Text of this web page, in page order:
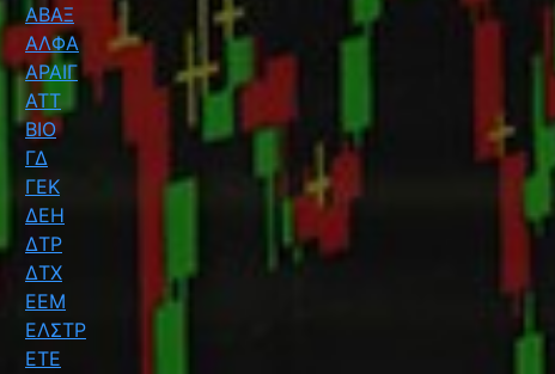
ΑΒΑΞ
ΑΛΦΑ
ΑΡΑΙΓ
ΑΤΤ
ΒΙΟ
ΓΔ
ΓΕΚ
ΔΕΗ
ΔΤΡ
ΔΤΧ
ΕΕΜ
ΕΛΣΤΡ
ΕΤΕ